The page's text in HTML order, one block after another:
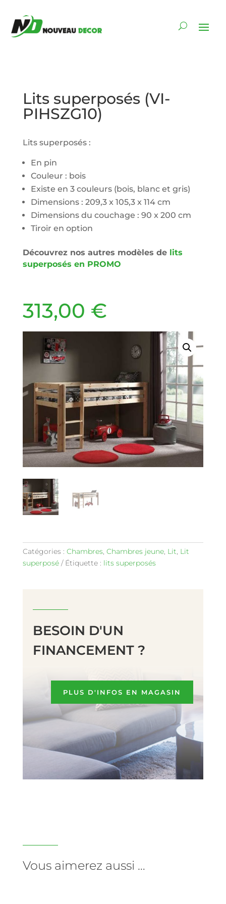
Lits superposés (VI-
PIHSZG10)
Lits superposés :
En pin
Couleur : bois
Existe en 3 couleurs (bois, blanc et gris)
Dimensions : 209,3 x 105,3 x 114 cm
Dimensions du couchage : 90 x 200 cm
Tiroir en option
Découvrez nos autres modèles de lits
superposés en PROMO
313,00 €
Catégories : Chambres, Chambres jeune, Lit, Lit
superposé
Étiquette : lits superposés
BESOIN D'UN
FINANCEMENT ?
PLUS D'INFOS EN MAGASIN
Vous aimerez aussi …